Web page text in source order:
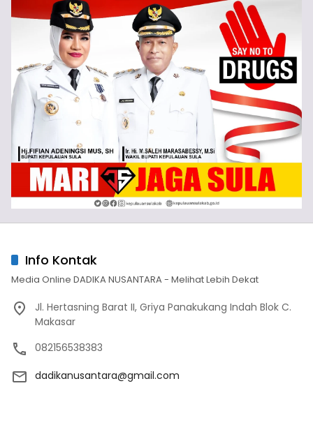
Info Kontak
Media Online DADIKA NUSANTARA - Melihat Lebih Dekat
Jl. Hertasning Barat II, Griya Panakukang Indah Blok C.
Makasar
082156538383
dadikanusantara@gmail.com